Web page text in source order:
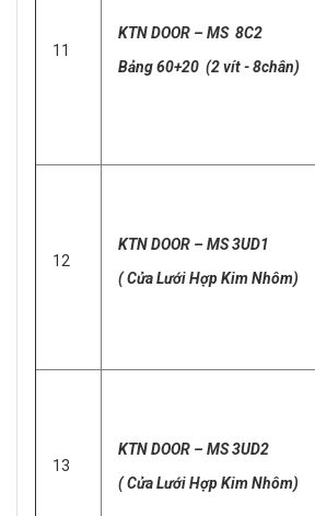
11
KTN DOOR – MS 8C2
Bảng 60+20 (2 vít - 8chân)
12
KTN DOOR – MS 3UD1
( Cửa Lưới Hợp Kim Nhôm)
13
KTN DOOR – MS 3UD2
( Cửa Lưới Hợp Kim Nhôm)